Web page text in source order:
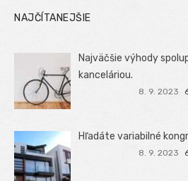
NAJČÍTANEJŠIE
Najväčšie výhody
kanceláriou.
8. 9. 2023
Hľadáte variabilné
8. 9. 2023